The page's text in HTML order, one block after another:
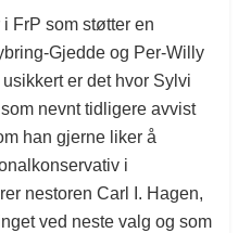
FrP som støtter en
Gjedde og Per-Willy
er det hvor Sylvi
nevnt tidligere avvist
han gjerne liker å
i
nestoren Carl I. Hagen,
ved neste valg og som